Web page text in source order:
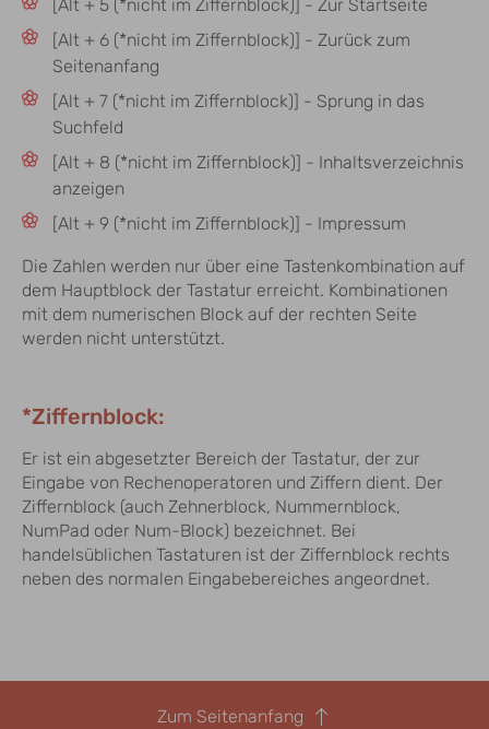
[Alt + 5 (*nicht im Ziffernblock)] - Zur Startseite
[Alt + 6 (*nicht im Ziffernblock)] - Zurück zum
Seitenanfang
[Alt + 7 (*nicht im Ziffernblock)] - Sprung in das
Suchfeld
[Alt + 8 (*nicht im Ziffernblock)] - Inhaltsverzeichnis
anzeigen
[Alt + 9 (*nicht im Ziffernblock)] - Impressum
Die Zahlen werden nur über eine Tastenkombination auf
dem Hauptblock der Tastatur erreicht. Kombinationen
mit dem numerischen Block auf der rechten Seite
werden nicht unterstützt.
*Ziffernblock:
Er ist ein abgesetzter Bereich der Tastatur, der zur
Eingabe von Rechenoperatoren und Ziffern dient. Der
Ziffernblock (auch Zehnerblock, Nummernblock,
NumPad oder Num-Block) bezeichnet. Bei
handelsüblichen Tastaturen ist der Ziffernblock rechts
neben des normalen Eingabebereiches angeordnet.
Zum Seitenanfang